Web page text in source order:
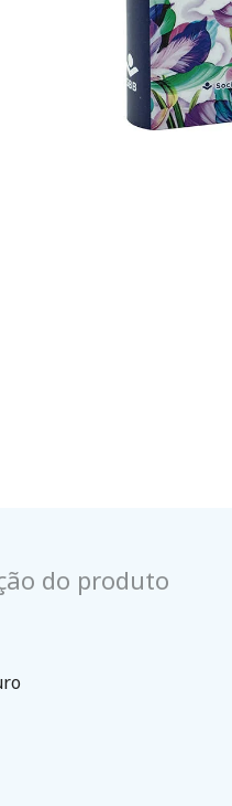
do produto